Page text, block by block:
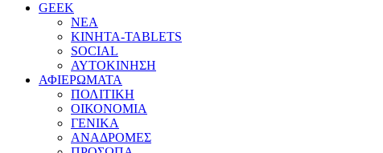
GEEK
ΝΕΑ
ΚΙΝΗΤΑ-TABLETS
SOCIAL
ΑΥΤΟΚΙΝΗΣΗ
ΑΦΙΕΡΩΜΑΤΑ
ΠΟΛΙΤΙΚΗ
ΟΙΚΟΝΟΜΙΑ
ΓΕΝΙΚΑ
ΑΝΑΔΡΟΜΕΣ